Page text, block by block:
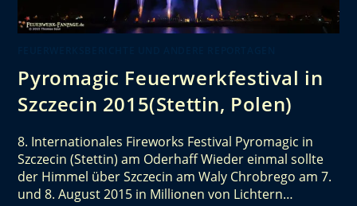
Pyromagic Feuerwerkfestival in
Szczecin 2015(Stettin, Polen)
8. Internationales Fireworks Festival Pyromagic in
Szczecin (Stettin) am Oderhaff Wieder einmal sollte
der Himmel über Szczecin am Waly Chrobrego am 7.
und 8. August 2015 in Millionen von Lichtern…